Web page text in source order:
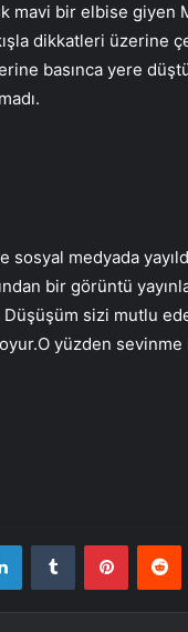
mavi bir elbise giyen
dikkatleri
basınca yere
sosyal medyada
bir görüntü
sizi mutlu
yüzden
LinkedInTumblr Pinterest